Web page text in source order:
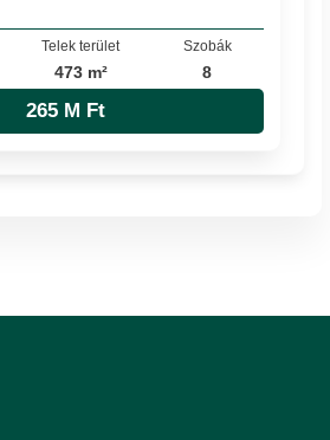
Telek terület
473 m²
Szobák
8
265 M Ft